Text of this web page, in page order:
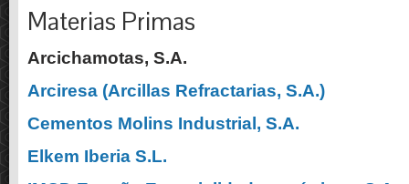
Materias Primas
Arcichamotas, S.A.
Arciresa (Arcillas Refractarias, S.A.)
Cementos Molins Industrial, S.A.
Elkem Iberia S.L.